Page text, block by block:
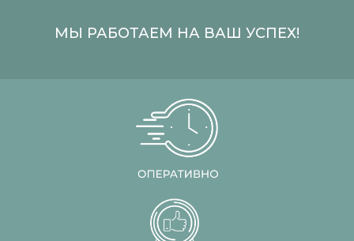
МЫ РАБОТАЕМ НА ВАШ УСПЕХ!